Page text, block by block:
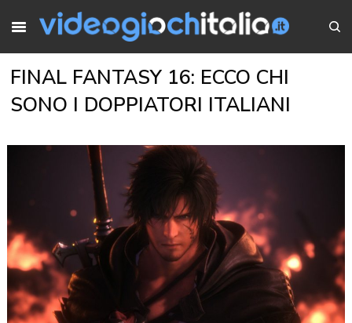
FINAL FANTASY 16: ECCO CHI
SONO I DOPPIATORI ITALIANI